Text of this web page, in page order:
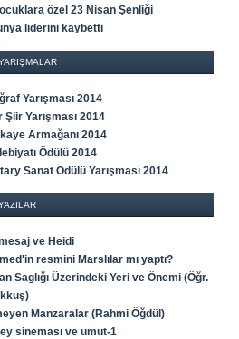
özel 23 Nisan Şenliği
liderini kaybetti
Yarışması 2014
Yarışması 2014
Armağanı 2014
Ödülü 2014
Sanat Ödülü Yarışması 2014
ve Heidi
resmini Marslılar mı yaptı?
Saglığı Üzerindeki Yeri ve Önemi (Öğr.
Manzaralar (Rahmi Öğdül)
sineması ve umut-1